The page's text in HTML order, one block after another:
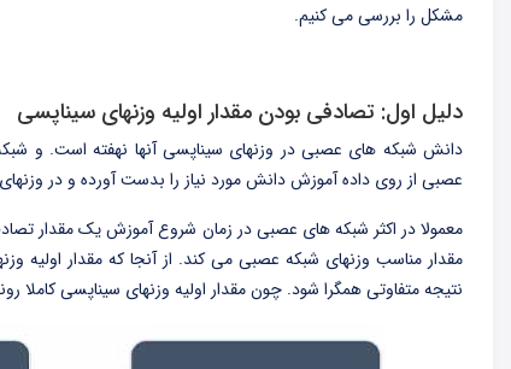
مشکل را بررسی می کنیم.
دلیل اول: تصادفی بودن مقدار اولیه وزنهای سیناپسی
دانش شبکه های عصبی در وزنهای سیناپسی آنها نهفته است. و
عصبی از روی داده آموزش دانش مورد نیاز را بدست آورده و در
معمولا در اکثر شبکه های عصبی در زمان شروع آموزش یک مقدار
مقدار مناسب وزنهای شبکه عصبی می کند. از آنجا که مقدار
نتیجه متفاوتی همگرا شود. چون مقدار اولیه وزنهای سیناپسی کاملا